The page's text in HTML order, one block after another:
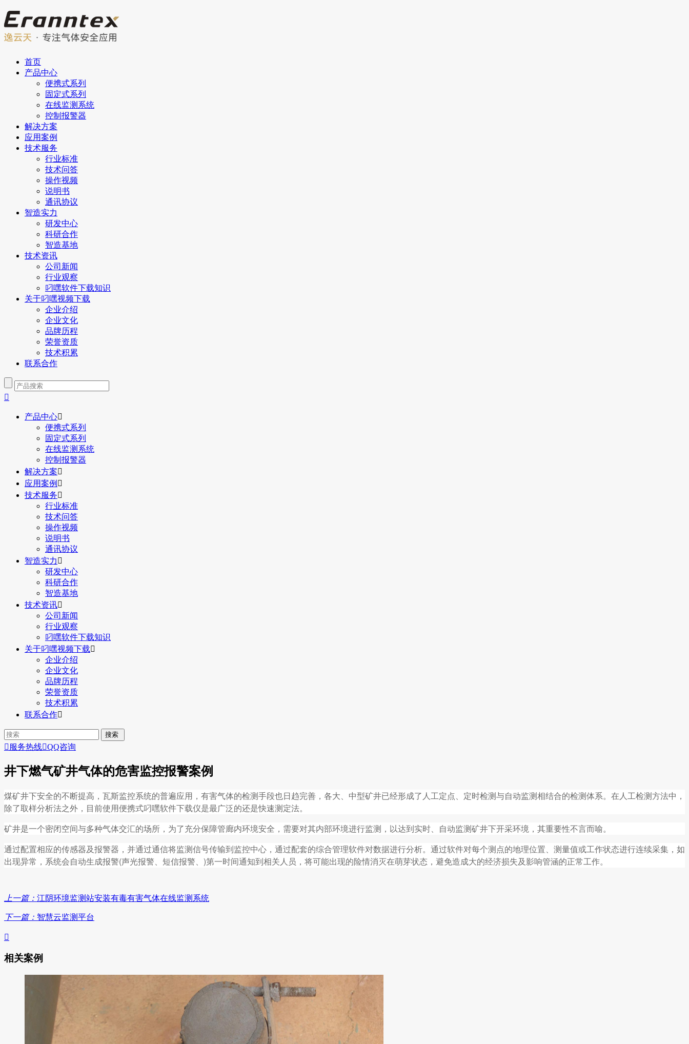
首页
产品中心
便携式系列
固定式系列
在线监测系统
控制报警器
解决方案
应用案例
技术服务
行业标准
技术问答
操作视频
说明书
通讯协议
智造实力
研发中心
科研合作
智造基地
技术资讯
公司新闻
行业观察
叼嘿软件下载知识
关于叼嘿视频下载
企业介绍
企业文化
品牌历程
荣誉资质
技术积累
联系合作

产品中心
便携式系列
固定式系列
在线监测系统
控制报警器
解决方案
应用案例 
技术服务
行业标准
技术问答
操作视频
说明书
通讯协议
智造实力 
研发中心
科研合作
智造基地
技术资讯
公司新闻
行业观察
叼嘿软件下载知识
关于叼嘿视频下载
企业介绍
企业文化
品牌历程
荣誉资质
技术积累
联系合作
 服务热线QQ咨询
井下燃气矿井气体的危害监控报警案例
煤矿井下安全的不断提高，瓦斯监控系统的普遍应用，有害气体的检测手段也日趋完善，各大、中型矿井已经形成了人工定点、定时检测与自动监测相结合的检测体系。在人工检测方法中，
除了取样分析法之外，目前使用便携式叼嘿软件下载仪是最广泛的还是快速测定法。
矿井是一个密闭空间与多种气体交汇的场所，为了充分保障管廊内环境安全，需要对其内部环境进行监测，以达到实时、自动监测矿井下开采环境，其重要性不言而喻。
通过配置相应的传感器及报警器，并通过通信将监测信号传输到监控中心，通过配套的综合管理软件对数据进行分析。通过软件对每个测点的地理位置、测量值或工作状态进行连续采集，如
出现异常，系统会自动生成报警(声光报警、短信报警、)第一时间通知到相关人员，将可能出现的险情消灭在萌芽状态，避免造成大的经济损失及影响管涵的正常工作。
上一篇： 江阴环境监测站安装有毒有害气体在线监测系统
下一篇： 智慧云监测平台

相关案例